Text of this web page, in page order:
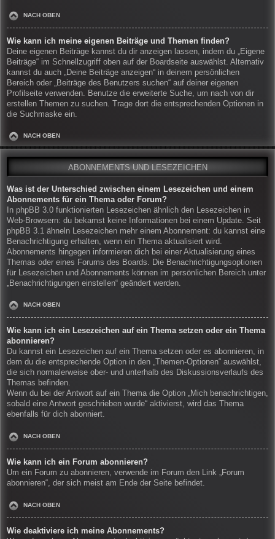
NACH OBEN
Wie kann ich meine eigenen Beiträge und Themen finden?
Deine eigenen Beiträge kannst du dir anzeigen lassen, indem du „Eigene
Beiträge“ im Schnellzugriff oben auf der Boardseite auswählst. Alternativ
kannst du auch „Deine Beiträge anzeigen“ in deinem persönlichen
Bereich oder „Beiträge des Benutzers suchen“ auf deiner eigenen
Profilseite verwenden. Benutze die erweiterte Suche, um nach von dir
erstellen Themen zu suchen. Trage dort die entsprechenden Optionen in
die Suchmaske ein.
NACH OBEN
ABONNEMENTS UND LESEZEICHEN
Was ist der Unterschied zwischen einem Lesezeichen und einem
Abonnements für ein Thema oder Forum?
In phpBB 3.0 funktionierten Lesezeichen ähnlich den Lesezeichen in
Web-Browsern: du bekamst keine Informationen bei einem Update. Seit
phpBB 3.1 ähneln Lesezeichen mehr einem Abonnement: du kannst eine
Benachrichtigung erhalten, wenn ein Thema aktualisiert wird.
Abonnements hingegen informieren dich bei einer Aktualisierung eines
Themas oder eines Forums des Boards. Die Benachrichtigungsoptionen
für Lesezeichen und Abonnements können im persönlichen Bereich unter
„Benachrichtigungen einstellen“ geändert werden.
NACH OBEN
Wie kann ich ein Lesezeichen auf ein Thema setzen oder ein Thema
abonnieren?
Du kannst ein Lesezeichen auf ein Thema setzen oder es abonnieren, in
dem du die entsprechende Option in den „Themen-Optionen“ auswählst,
die sich normalerweise ober- und unterhalb des Diskussionsverlaufs des
Themas befinden.
Wenn du bei der Antwort auf ein Thema die Option „Mich benachrichtigen,
sobald eine Antwort geschrieben wurde“ aktivierst, wird das Thema
ebenfalls für dich abonniert.
NACH OBEN
Wie kann ich ein Forum abonnieren?
Um ein Forum zu abonnieren, verwende im Forum den Link „Forum
abonnieren“, der sich meist am Ende der Seite befindet.
NACH OBEN
Wie deaktiviere ich meine Abonnements?